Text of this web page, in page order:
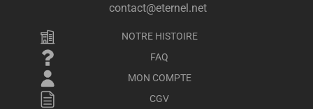
contact@eternel.net
NOTRE HISTOIRE
FAQ
MON COMPTE
CGV